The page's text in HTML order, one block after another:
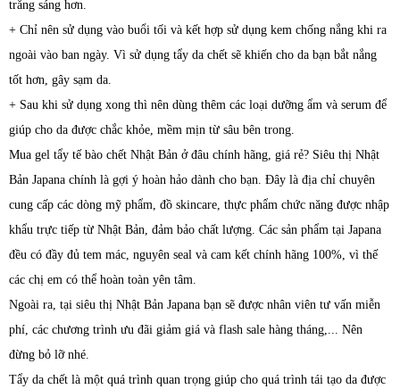
trắng sáng hơn.
+ Chỉ nên sử dụng vào buổi tối và kết hợp sử dụng kem chống nắng khi ra
ngoài vào ban ngày. Vì sử dụng tẩy da chết sẽ khiến cho da bạn bắt nắng
tốt hơn, gây sạm da.
+ Sau khi sử dụng xong thì nên dùng thêm các loại dưỡng ẩm và serum để
giúp cho da được chắc khỏe, mềm mịn từ sâu bên trong.
Mua gel tẩy tế bào chết Nhật Bản ở đâu chính hãng, giá rẻ? Siêu thị Nhật
Bản Japana chính là gợi ý hoàn hảo dành cho bạn. Đây là địa chỉ chuyên
cung cấp các dòng mỹ phẩm, đồ skincare, thực phẩm chức năng được nhập
khẩu trực tiếp từ Nhật Bản, đảm bảo chất lượng. Các sản phẩm tại Japana
đều có đầy đủ tem mác, nguyên seal và cam kết chính hãng 100%, vì thế
các chị em có thể hoàn toàn yên tâm.
Ngoài ra, tại siêu thị Nhật Bản Japana bạn sẽ được nhân viên tư vấn miễn
phí, các chương trình ưu đãi giảm giá và flash sale hàng tháng,... Nên
đừng bỏ lỡ nhé.
Tẩy da chết là một quá trình quan trọng giúp cho quá trình tái tạo da được